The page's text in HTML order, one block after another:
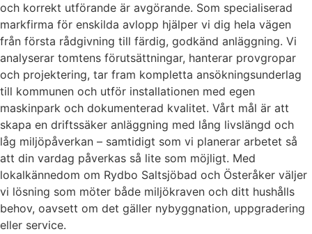
och korrekt utförande är avgörande. Som specialiserad
markfirma för enskilda avlopp hjälper vi dig hela vägen
från första rådgivning till färdig, godkänd anläggning. Vi
analyserar tomtens förutsättningar, hanterar provgropar
och projektering, tar fram kompletta ansökningsunderlag
till kommunen och utför installationen med egen
maskinpark och dokumenterad kvalitet. Vårt mål är att
skapa en driftssäker anläggning med lång livslängd och
låg miljöpåverkan – samtidigt som vi planerar arbetet så
att din vardag påverkas så lite som möjligt. Med
lokalkännedom om Rydbo Saltsjöbad och Österåker väljer
vi lösning som möter både miljökraven och ditt hushålls
behov, oavsett om det gäller nybyggnation, uppgradering
eller service.